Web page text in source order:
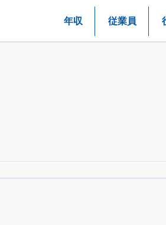
年収 従業員